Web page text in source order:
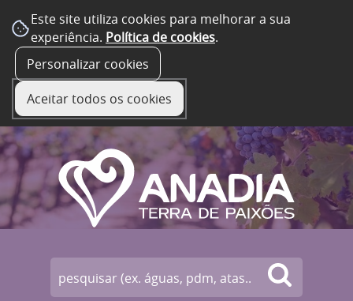
Este site utiliza cookies para melhorar a sua
experiência. Política de cookies.
Personalizar cookies
Aceitar todos os cookies